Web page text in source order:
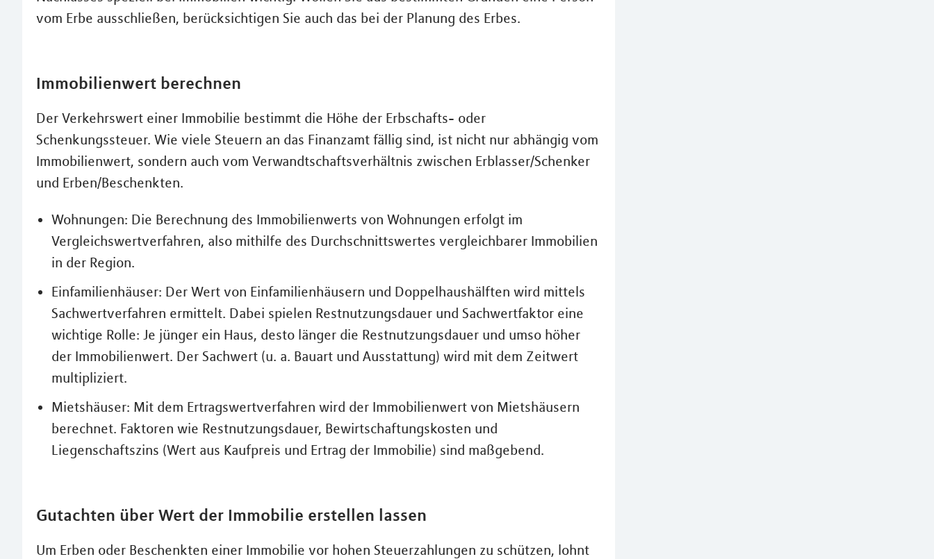
vom Erbe ausschließen, berücksichtigen Sie auch das bei der Planung des Erbes.
Immobilienwert berechnen
Der Verkehrswert einer Immobilie bestimmt die Höhe der Erbschafts- oder
Schenkungssteuer. Wie viele Steuern an das Finanzamt fällig sind, ist nicht nur abhängig vom
Immobilienwert, sondern auch vom Verwandtschaftsverhältnis zwischen Erblasser/Schenker
und Erben/Beschenkten.
Wohnungen: Die Berechnung des Immobilienwerts von Wohnungen erfolgt im
Vergleichswertverfahren, also mithilfe des Durchschnittswertes vergleichbarer Immobilien
in der Region.
Einfamilienhäuser: Der Wert von Einfamilienhäusern und Doppelhaushälften wird mittels
Sachwertverfahren ermittelt. Dabei spielen Restnutzungsdauer und Sachwertfaktor eine
wichtige Rolle: Je jünger ein Haus, desto länger die Restnutzungsdauer und umso höher
der Immobilienwert. Der Sachwert (u. a. Bauart und Ausstattung) wird mit dem Zeitwert
multipliziert.
Mietshäuser: Mit dem Ertragswertverfahren wird der Immobilienwert von Mietshäusern
berechnet. Faktoren wie Restnutzungsdauer, Bewirtschaftungskosten und
Liegenschaftszins (Wert aus Kaufpreis und Ertrag der Immobilie) sind maßgebend.
Gutachten über Wert der Immobilie erstellen lassen
Um Erben oder Beschenkten einer Immobilie vor hohen Steuerzahlungen zu schützen, lohnt